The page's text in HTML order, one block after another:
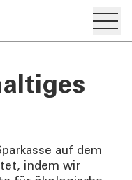
auf dem
indem wir